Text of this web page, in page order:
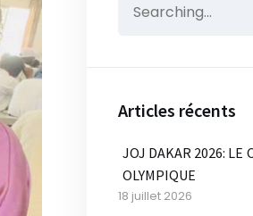
for:
Articles récents
JOJ DAKAR 2026: LE
OLYMPIQUE
18 juillet 2026